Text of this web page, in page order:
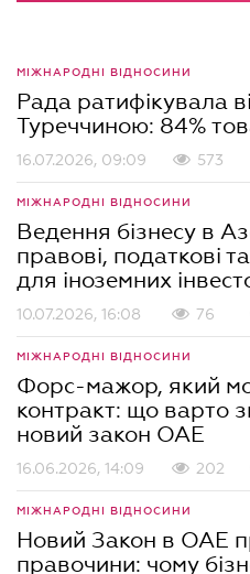
МІЖНАРОДНІ ВІДНОСИНИ
Рада ратифікувала
Туреччиною: 84%
16.07.2026, 09:09 573
МІЖНАРОДНІ ВІДНОСИНИ
Ведення бізнесу в
правові, податкові
для іноземних
10.07.2026, 16:08 76
МІЖНАРОДНІ ВІДНОСИНИ
Форс-мажор, який
контракт: що варто
новий закон ОАЕ
16.06.2026, 14:09 202
МІЖНАРОДНІ ВІДНОСИНИ
Новий Закон в ОАЕ
правочини: чому